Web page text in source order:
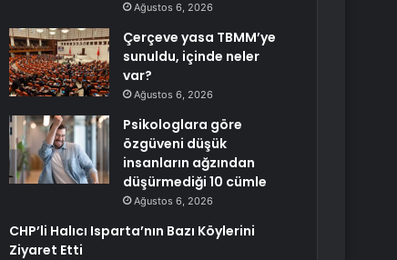
Ağustos 6, 2026
Çerçeve yasa TBMM’ye
sunuldu, içinde neler
var?
Ağustos 6, 2026
Psikologlara göre
özgüveni düşük
insanların ağzından
düşürmediği 10 cümle
Ağustos 6, 2026
CHP’li Halıcı Isparta’nın Bazı Köylerini
Ziyaret Etti